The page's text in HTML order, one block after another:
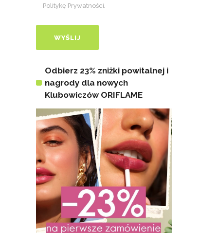
Politykę Prywatności
Odbierz 23% zniżki powitalnej i
nagrody dla nowych
Klubowiczów ORIFLAME